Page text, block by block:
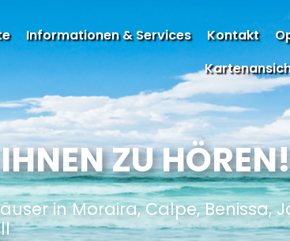
ZU HÖREN!
in Moraira, Calpe, Benissa,
Informationen & Services Kontakt